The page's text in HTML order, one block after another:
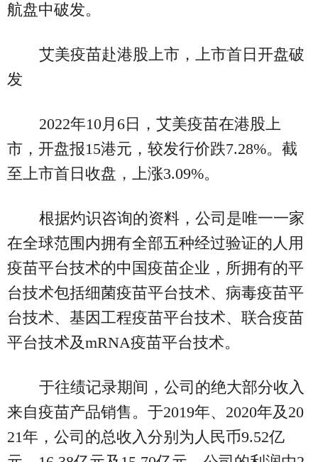
航盘中破发。
艾美疫苗赴港股上市，上市首日开盘破
发
2022年10月6日，艾美疫苗在港股上
市，开盘报15港元，较发行价跌7.28%。截
至上市首日收盘，上涨3.09%。
根据灼识咨询的资料，公司是唯一一家
在全球范围内拥有全部五种经过验证的人用
疫苗平台技术的中国疫苗企业，所拥有的平
台技术包括细菌疫苗平台技术、病毒疫苗平
台技术、基因工程疫苗平台技术、联合疫苗
平台技术及mRNA疫苗平台技术。
于往绩记录期间，公司的绝大部分收入
来自疫苗产品销售。于2019年、2020年及20
21年，公司的总收入分别为人民币9.52亿